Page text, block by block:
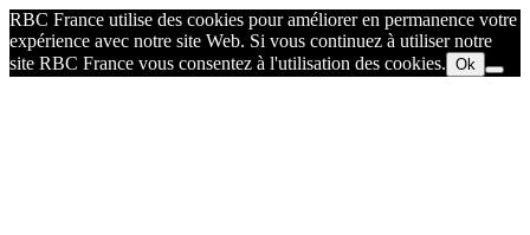
RBC France utilise des cookies pour améliorer en permanence votre
expérience avec notre site Web. Si vous continuez à utiliser notre
site RBC France vous consentez à l'utilisation des cookies. Ok